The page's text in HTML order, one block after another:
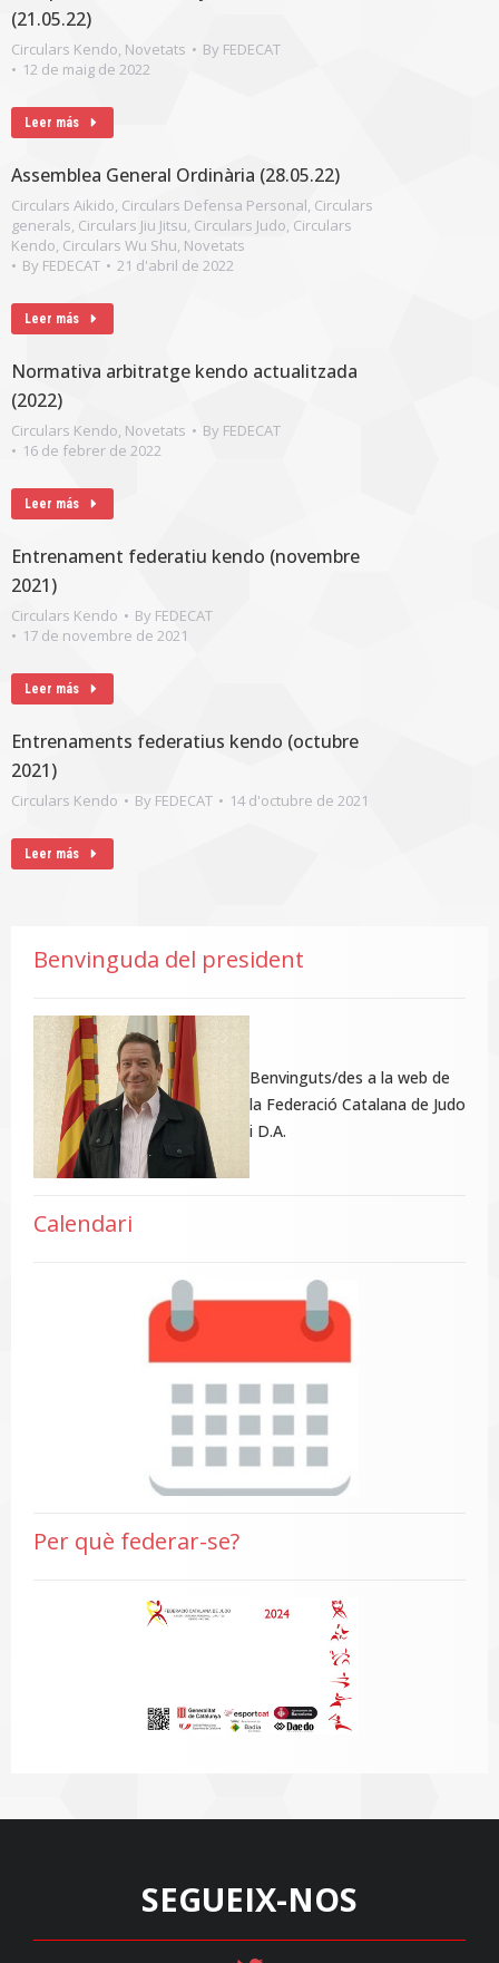
(21.05.22)
Circulars Kendo, Novetats By FEDECAT
12 de maig de 2022
Leer más
Assemblea General Ordinària (28.05.22)
Circulars Aikido, Circulars Defensa Personal, Circulars
generals, Circulars Jiu Jitsu, Circulars Judo, Circulars
Kendo, Circulars Wu Shu, Novetats
By FEDECAT 21 d'abril de 2022
Leer más
Normativa arbitratge kendo actualitzada
(2022)
Circulars Kendo, Novetats By FEDECAT
16 de febrer de 2022
Leer más
Entrenament federatiu kendo (novembre
2021)
Circulars Kendo By FEDECAT
17 de novembre de 2021
Leer más
Entrenaments federatius kendo (octubre
2021)
Circulars Kendo By FEDECAT 14 d'octubre de 2021
Leer más
Benvinguda del president
Benvinguts/des a la web de
la Federació Catalana de Judo
i D.A.
Calendari
Per què federar-se?
SEGUEIX-NOS